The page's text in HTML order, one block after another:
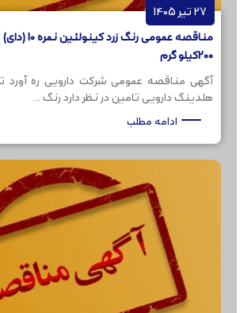
27 تیر 1405
مناقصه عمومی رنگ
200کیلو گرم
آگهی مناقصه عمومی شرکت دارویی ره آورد
هلدینگ دارویی تامین در نظر دارد رنگ ...
ادامه مطلب